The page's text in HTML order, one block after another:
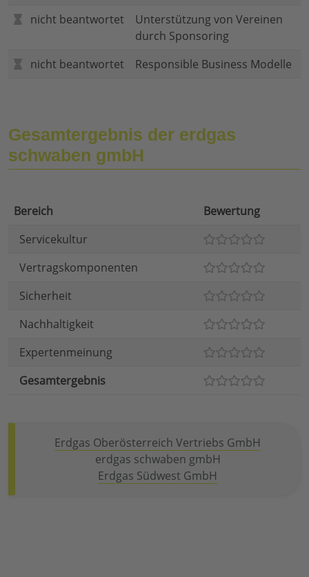
nicht beantwortet
Unterstützung von Vereinen
durch Sponsoring
nicht beantwortet
Responsible Business Modelle
Gesamtergebnis der erdgas
schwaben gmbH
Bereich
Bewertung
Servicekultur
Vertragskomponenten
Sicherheit
Nachhaltigkeit
Expertenmeinung
Gesamtergebnis
Erdgas Oberösterreich Vertriebs GmbH
erdgas schwaben gmbH
Erdgas Südwest GmbH